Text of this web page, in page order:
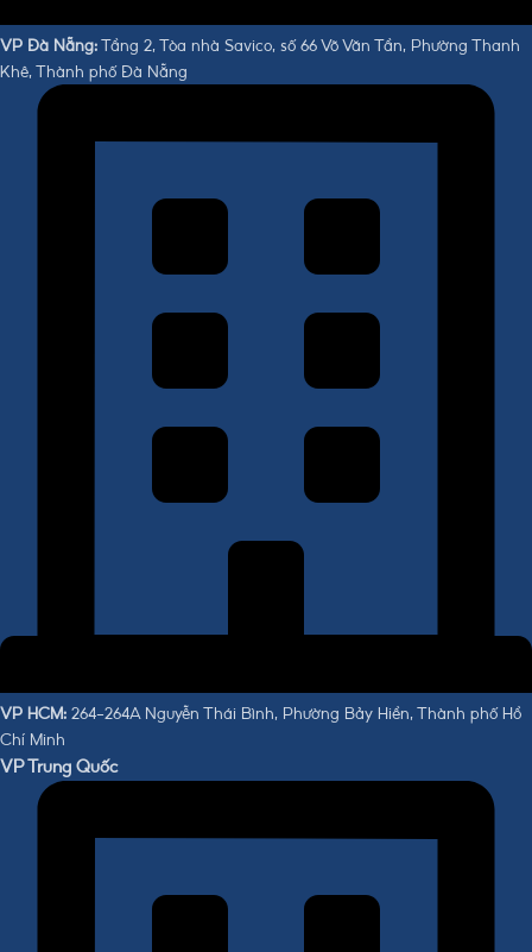
VP Đà Nẵng: Tầng 2, Tòa nhà Savico, số 66 Võ Văn Tần, Phường Thanh
Khê, Thành phố Đà Nẵng
VP HCM: 264-264A Nguyễn Thái Bình, Phường Bảy Hiền, Thành phố Hồ
Chí Minh
VP Trung Quốc